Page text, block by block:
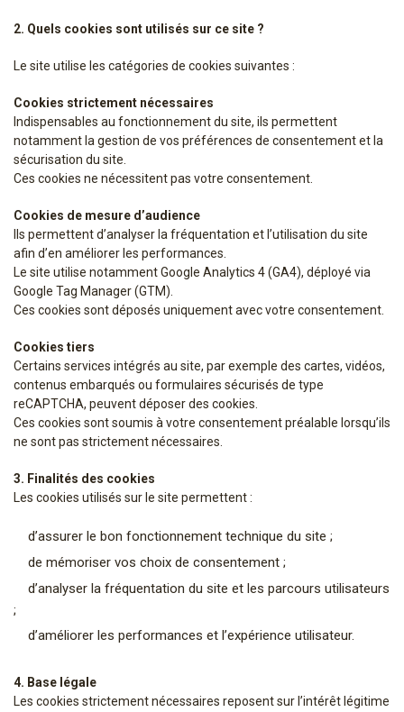
2. Quels cookies sont utilisés sur ce site ?
Le site utilise les catégories de cookies suivantes :
Cookies strictement nécessaires
Indispensables au fonctionnement du site, ils permettent
notamment la gestion de vos préférences de consentement et la
sécurisation du site.
Ces cookies ne nécessitent pas votre consentement.
Cookies de mesure d’audience
Ils permettent d’analyser la fréquentation et l’utilisation du site
afin d’en améliorer les performances.
Le site utilise notamment Google Analytics 4 (GA4), déployé via
Google Tag Manager (GTM).
Ces cookies sont déposés uniquement avec votre consentement.
Cookies tiers
Certains services intégrés au site, par exemple des cartes, vidéos,
contenus embarqués ou formulaires sécurisés de type
reCAPTCHA, peuvent déposer des cookies.
Ces cookies sont soumis à votre consentement préalable lorsqu’ils
ne sont pas strictement nécessaires.
3. Finalités des cookies
Les cookies utilisés sur le site permettent :
d’assurer le bon fonctionnement technique du site ;
de mémoriser vos choix de consentement ;
d’analyser la fréquentation du site et les parcours utilisateurs
;
d’améliorer les performances et l’expérience utilisateur.
4. Base légale
Les cookies strictement nécessaires reposent sur l’intérêt légitime